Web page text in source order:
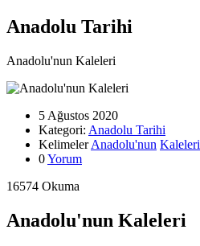
Anadolu Tarihi
Anadolu'nun Kaleleri
5 Ağustos 2020
Kategori: Anadolu Tarihi
KelimelerAnadolu'nun Kaleleri
0Yorum
16574 Okuma
Anadolu'nun Kaleleri